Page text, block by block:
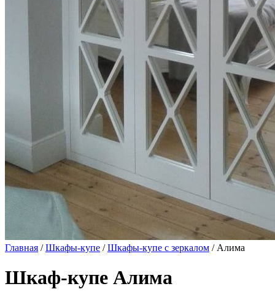
Главная /Шкафы-купе /Шкафы-купе с зеркалом / Алима
Шкаф-купе Алима